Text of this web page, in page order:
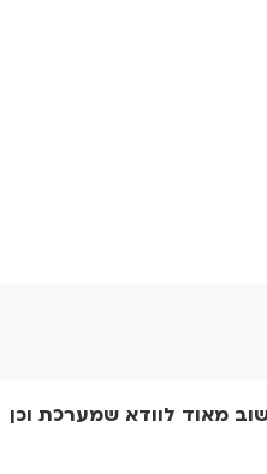
מאוד לוודא שמערכת וכן